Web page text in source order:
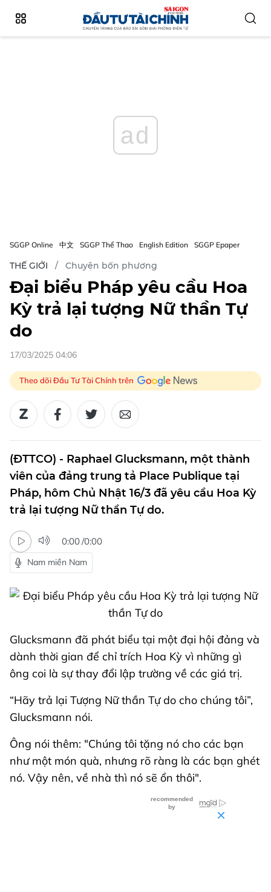
ad
SGGP Online 中文 SGGP Thể Thao English Edition SGGP Epaper
THẾ GIỚI Chuyện bốn phương
Đại biểu Pháp yêu cầu Hoa
Kỳ trả lại tượng Nữ thần Tự
do
17/03/2025 04:06
Theo dõi Đầu Tư Tài Chính trên
(ĐTTCO) - Raphael Glucksmann, một thành
viên của đảng trung tả Place Publique tại
Pháp, hôm Chủ Nhật 16/3 đã yêu cầu Hoa Kỳ
trả lại tượng Nữ thần Tự do.
0:00/0:00
Nam miền Nam
Glucksmann đã phát biểu tại một đại hội đảng và
dành thời gian để chỉ trích Hoa Kỳ vì những gì
ông coi là sự thay đổi lập trường về các giá trị.
“Hãy trả lại Tượng Nữ thần Tự do cho chúng tôi”,
Glucksmann nói.
Ông nói thêm: "Chúng tôi tặng nó cho các bạn
như một món quà, nhưng rõ ràng là các bạn ghét
nó. Vậy nên, về nhà thì nó sẽ ổn thôi".